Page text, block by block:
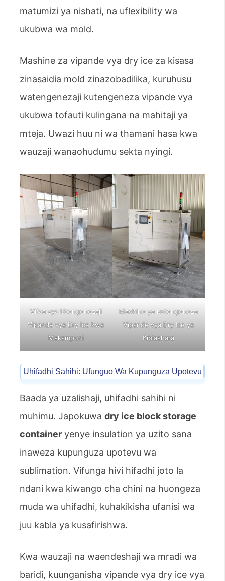
matumizi ya nishati, na uflexibility wa
ukubwa wa mold.
Mashine za vipande vya dry ice za kisasa
zinasaidia mold zinazobadilika, kuruhusu
watengenezaji kutengeneza vipande vya
ukubwa tofauti kulingana na mahitaji ya
mteja. Uwazi huu ni wa thamani hasa kwa
wauzaji wanaohudumu sekta nyingi.
Vifaa vya Utengenezaji
Vipande vya Dry Ice kwa
Makampuni
Mashine ya kutengeneza
Vipande vya Dry Ice ya
Kibiashara
Uhifadhi Sahihi: Ufunguo Wa Kupunguza Upotevu
Baada ya uzalishaji, uhifadhi sahihi ni
muhimu. Japokuwa dry ice block storage
container yenye insulation ya uzito sana
inaweza kupunguza upotevu wa
sublimation. Vifunga hivi hifadhi joto la
ndani kwa kiwango cha chini na huongeza
muda wa uhifadhi, kuhakikisha ufanisi wa
juu kabla ya kusafirishwa.
Kwa wauzaji na waendeshaji wa mradi wa
baridi, kuunganisha vipande vya dry ice vya